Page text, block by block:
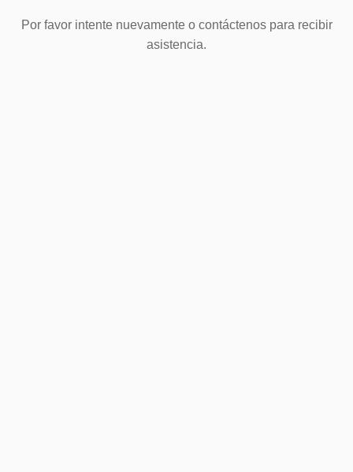
Por favor intente nuevamente o contáctenos para recibir
asistencia.